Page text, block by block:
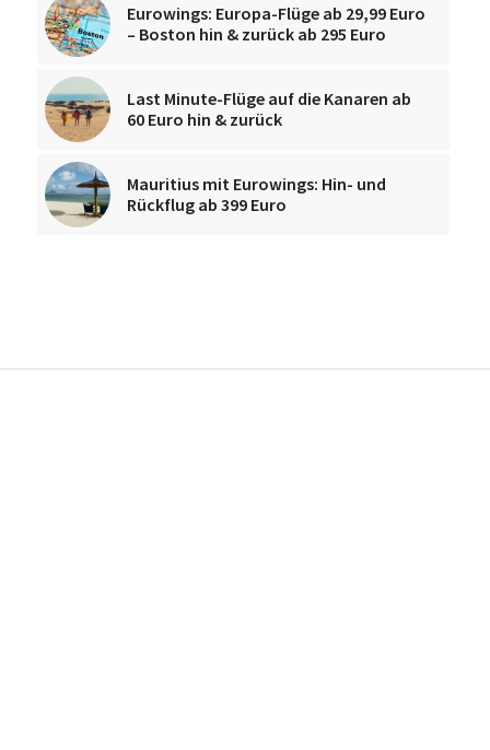
Eurowings: Europa-Flüge ab 29,99 Euro
– Boston hin & zurück ab 295 Euro
Last Minute-Flüge auf die Kanaren ab
60 Euro hin & zurück
Mauritius mit Eurowings: Hin- und
Rückflug ab 399 Euro